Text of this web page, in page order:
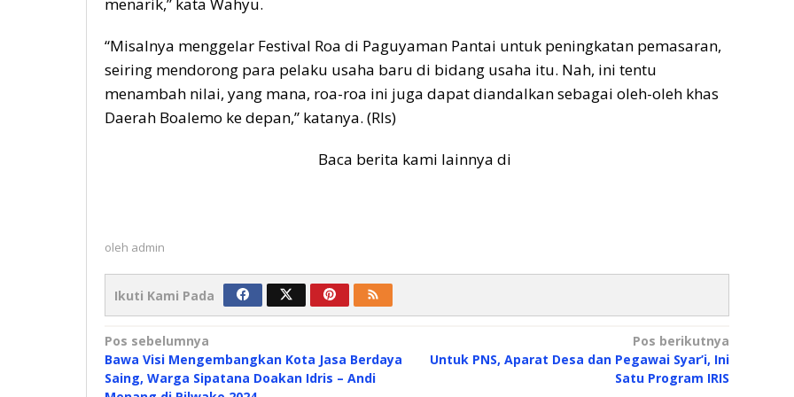
“Misalnya menggelar Festival Roa di Paguyaman Pantai untuk peningkatan pemasaran,
seiring mendorong para pelaku usaha baru di bidang usaha itu. Nah, ini tentu
menambah nilai, yang mana, roa-roa ini juga dapat diandalkan sebagai oleh-oleh khas
Daerah Boalemo ke depan,” katanya. (Rls)
Baca berita kami lainnya di
oleh admin
Ikuti Kami Pada
Navigasi
pos
Pos sebelumnya
Bawa Visi Mengembangkan Kota Jasa Berdaya
Saing, Warga Sipatana Doakan Idris – Andi
Pos berikutnya
Untuk PNS, Aparat Desa dan Pegawai Syar’i, Ini
Satu Program IRIS